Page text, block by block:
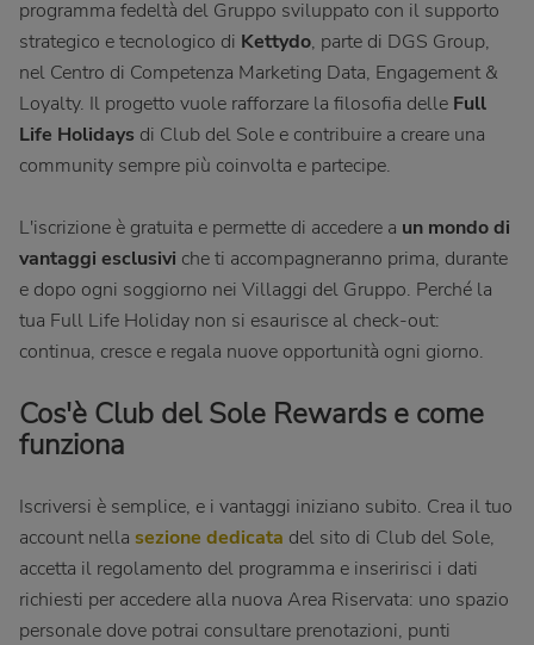
programma fedeltà del Gruppo sviluppato con il supporto
strategico e tecnologico di Kettydo, parte di DGS Group,
nel Centro di Competenza Marketing Data, Engagement &
Loyalty. Il progetto vuole rafforzare la filosofia delle Full
Life Holidays di Club del Sole e contribuire a creare una
community sempre più coinvolta e partecipe.
L'iscrizione è gratuita e permette di accedere a un mondo di
vantaggi esclusivi che ti accompagneranno prima, durante
e dopo ogni soggiorno nei Villaggi del Gruppo. Perché la
tua Full Life Holiday non si esaurisce al check-out:
continua, cresce e regala nuove opportunità ogni giorno.
Cos'è Club del Sole Rewards e come
funziona
Iscriversi è semplice, e i vantaggi iniziano subito. Crea il tuo
account nella sezione dedicata del sito di Club del Sole,
accetta il regolamento del programma e inseririsci i dati
richiesti per accedere alla nuova Area Riservata: uno spazio
personale dove potrai consultare prenotazioni, punti